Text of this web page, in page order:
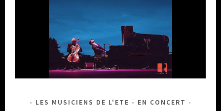
LES MUSICIENS DE L'ETE - EN CONCERT